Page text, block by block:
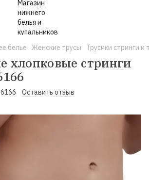
белье Женские трусы Трусики стринги и
хлопковые стринги
Оставить отзыв